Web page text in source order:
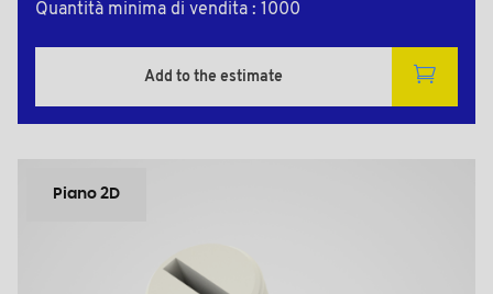
Quantità minima di vendita : 1000
Add to the estimate
Piano 2D